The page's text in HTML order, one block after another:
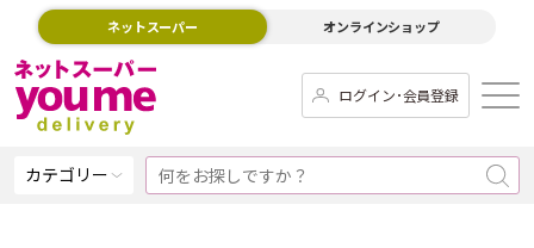
ネットスーパー オンラインショップ
ログイン･会員登録
カテゴリー